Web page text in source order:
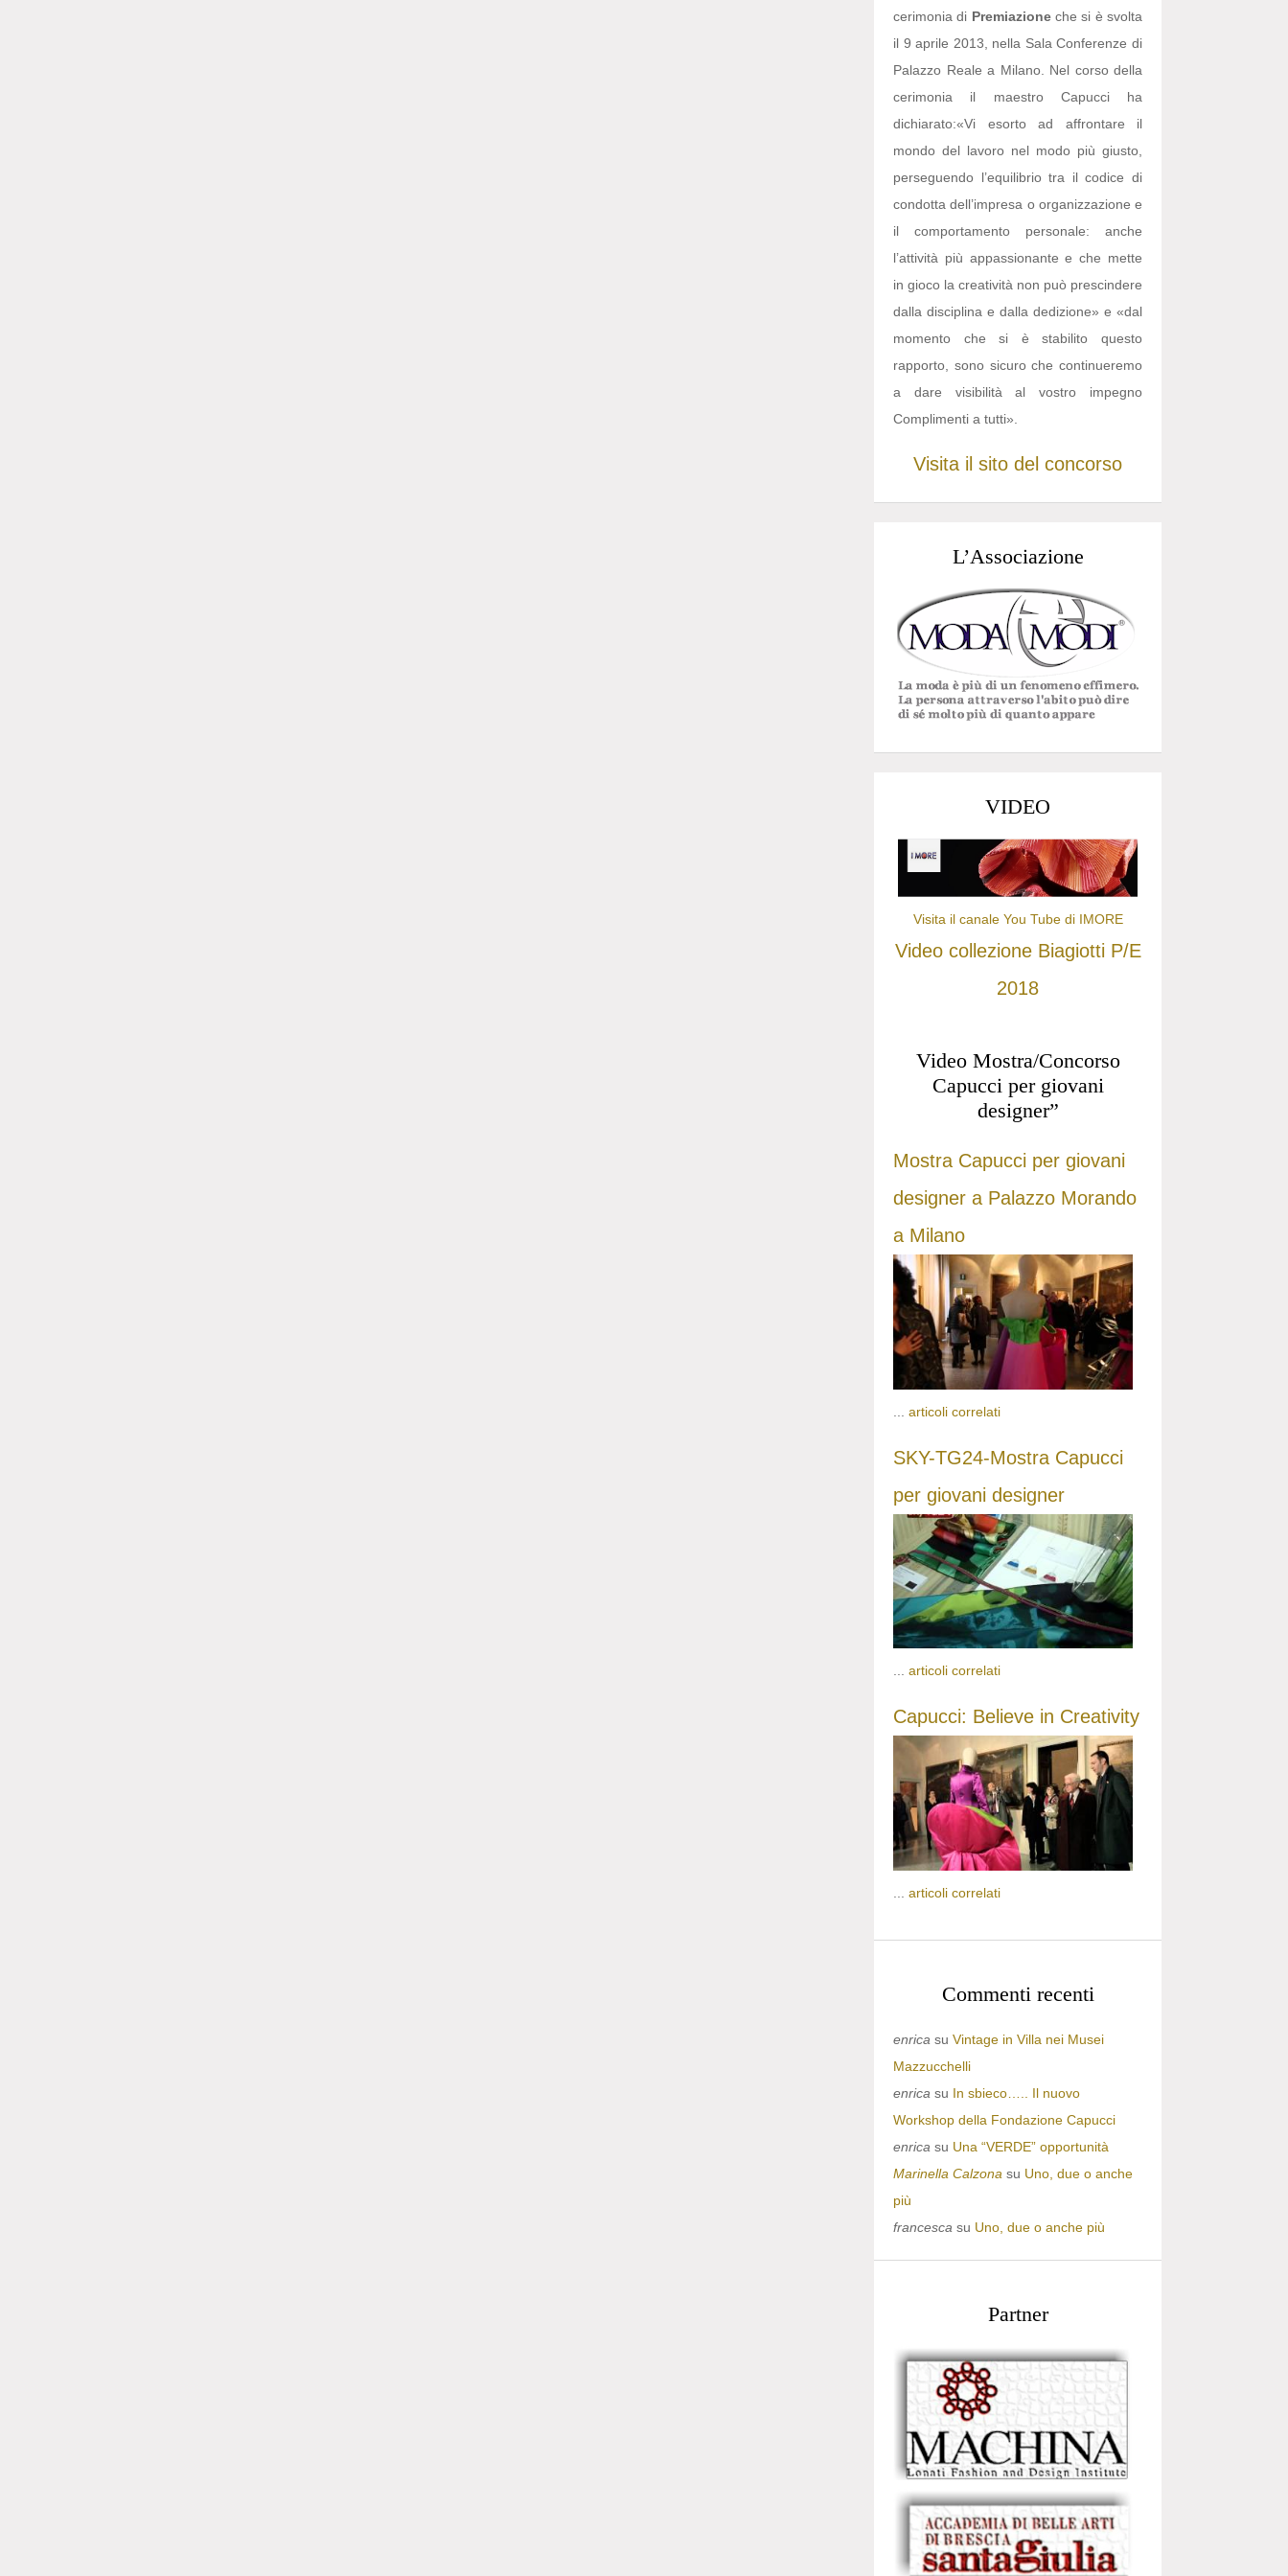
cerimonia di Premiazioneche si è svolta
il 9 aprile 2013, nella Sala Conferenze di
Palazzo Reale a Milano. Nel corso della
cerimonia il maestro Capucci ha
dichiarato:«Vi esorto ad affrontare il
mondo del lavoro nel modo più giusto,
perseguendo l’equilibrio tra il codice di
condotta dell’impresa o organizzazione e
il comportamento personale: anche
l’attività più appassionante e che mette
in gioco la creatività non può prescindere
dalla disciplina e dalla dedizione» e «dal
momento che si è stabilito questo
rapporto, sono sicuro che continueremo
a dare visibilità al vostro impegno
Complimenti a tutti».
Visita il sito del concorso
L’Associazione
VIDEO
Visita il canale You Tube di IMORE
Video collezione Biagiotti P/E
2018
Video Mostra/Concorso
Capucci per giovani
designer”
Mostra Capucci per giovani
designer a Palazzo Morando
a Milano
articoli correlati
SKY-TG24-Mostra Capucci
per giovani designer
... articoli correlati
Capucci: Believe in Creativity
articoli correlati
Commenti recenti
enrica su Vintage in Villa nei Musei
Mazzucchelli
enrica su In sbieco….. Il nuovo
Workshop della Fondazione Capucci
enrica su Una “VERDE” opportunità
Marinella Calzona su Uno, due o anche
più
francesca su Uno, due o anche più
Partner